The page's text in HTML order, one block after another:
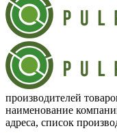
производителей
наименование
адреса, список